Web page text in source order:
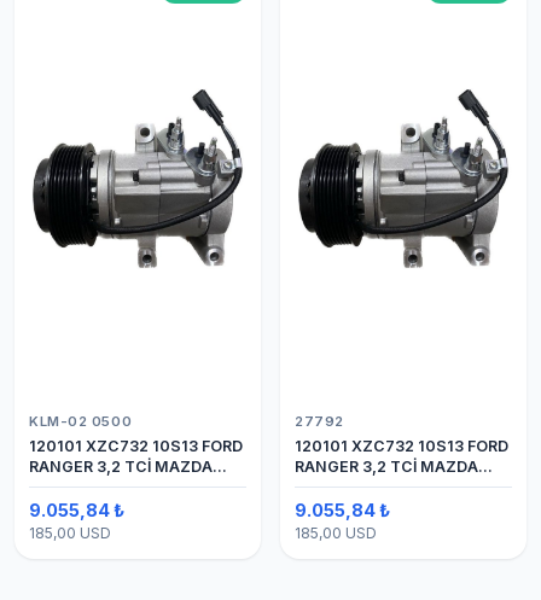
KLM-02 0500
120101 XZC732 10S13 FORD
RANGER 3,2 TCİ MAZDA
Y.M.
9.055,84 ₺
185,00 USD
27792
120101 XZC732 10S13 FORD
RANGER 3,2 TCİ MAZDA
Y.M. KOMPRESÖR 7PK 12V
9.055,84 ₺
185,00 USD